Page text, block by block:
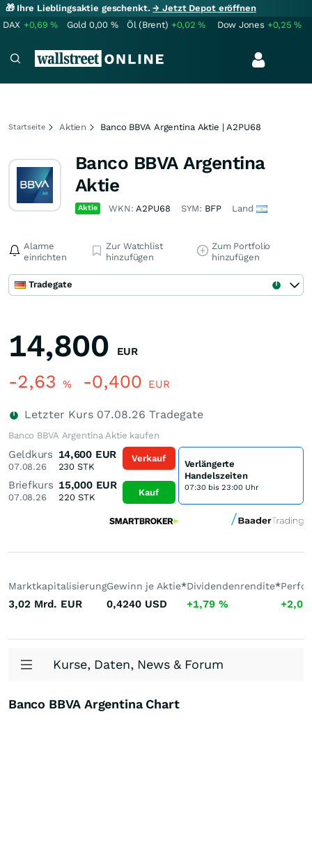
🎁 Ihre Lieblingsaktie geschenkt.→ Jetzt Depot eröffnen
DAX +0,69% Gold 0,00 % Öl (Brent) +0,02% Dow Jones +0,25%
Startseite Aktien Banco BBVA Argentina Aktie | A2PU68
Banco BBVA Argentina
Aktie
Aktie WKN:A2PU68 SYM: BFP Land
Alarme
einrichten
Zur Watchlist
hinzufügen
Zum Portfolio
hinzufügen
Tradegate
14,800 EUR
-2,63 % -0,400 EUR
Letzter Kurs 07.08.26 Tradegate
Banco BBVA Argentina Aktie kaufen
Geldkurs
07.08.26
14,600 EUR
230 STK
Briefkurs
07.08.26
15,000 EUR
220STK
Verkauf
Kauf
Verlängerte
Handelszeiten
07:30 bis 23:00 Uhr
Marktkapitalisierung
3,02 Mrd. EUR
Gewinn je Aktie*
0,4240 USD
Dividendenrendite*
+1,79 % +2,01
Kurse, Daten, News & Forum
Banco BBVA Argentina Chart